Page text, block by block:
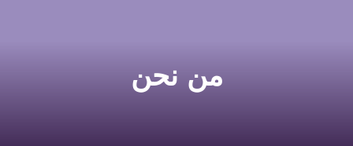
من نحن